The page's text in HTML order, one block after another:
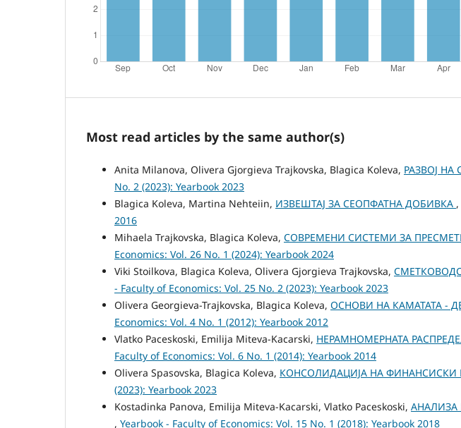
Most read articles by the same author(s)
Anita Milanova, Olivera Gjorgieva Trajkovska, Blagica Koleva, РАЗВОЈ
No. 2 (2023): Yearbook 2023
Blagica Koleva, Martina Nehteiin, ИЗВЕШТАЈ ЗА СЕОПФАТНА ДОБИВКА ,
2016
Mihaela Trajkovska, Blagica Koleva, СОВРЕМЕНИ СИСТЕМИ ЗА
Economics: Vol. 26 No. 1 (2024): Yearbook 2024
Viki Stoilkova, Blagica Koleva, Olivera Gjorgieva Trajkovska,
- Faculty of Economics: Vol. 25 No. 2 (2023): Yearbook 2023
Olivera Georgieva-Trajkovska, Blagica Koleva, ОСНОВИ НА КАМАТАТА -
Economics: Vol. 4 No. 1 (2012): Yearbook 2012
Vlatko Paceskoski, Emilija Miteva-Kacarski, НЕРАМНОМЕРНАТА
Faculty of Economics: Vol. 6 No. 1 (2014): Yearbook 2014
Olivera Spasovska, Blagica Koleva, КОНСОЛИДАЦИЈА НА ФИНАНСИСКИ
(2023): Yearbook 2023
Kostadinka Panova, Emilija Miteva-Kacarski, Vlatko Paceskoski, АНАЛИЗА
, Yearbook - Faculty of Economics: Vol. 15 No. 1 (2018): Yearbook 2018